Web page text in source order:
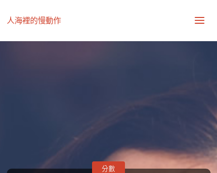
人海裡的慢動作
分數